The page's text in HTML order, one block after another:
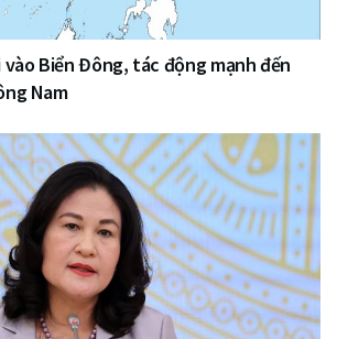
Biển Đông, tác động mạnh đến
Nam